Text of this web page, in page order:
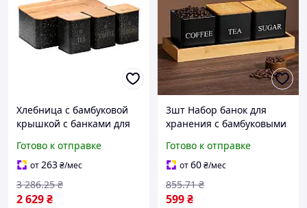
Хлебница с бамбуковой
крышкой с банками для
литру набор черный Lugi,
контейнеры для
хранения
Готово к отправке
от263₴/мес
2 629₴
3 286.25 ₴
3шт Набор банок для
хранения с бамбуковыми
26×8.7×8.3 см, Черный /
Набор баночек для
сахара, кофе, чая
Готово к отправке
от60₴/мес
599₴
855.71 ₴